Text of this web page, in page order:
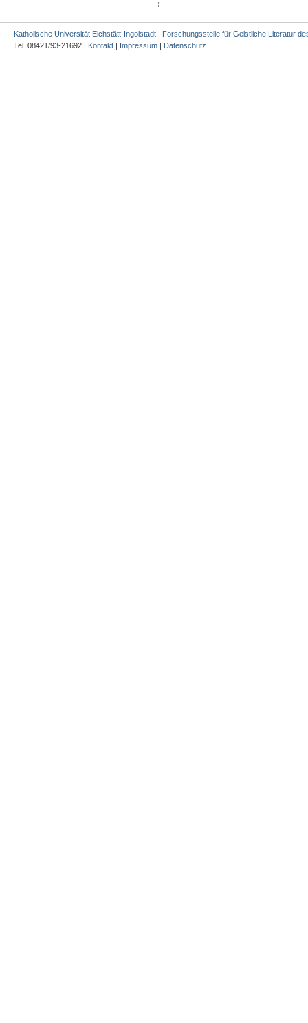
Katholische Universität Eichstätt-Ingolstadt | Forschungsstelle für Geistliche Literatur
Tel. 08421/93-21692 | Kontakt | Impressum | Datenschutz